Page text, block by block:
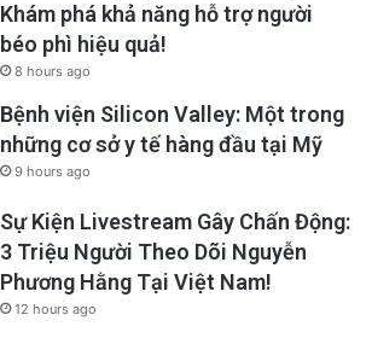
Khám phá khả năng hỗ trợ người
béo phì hiệu quả!
8 hours ago
Bệnh viện Silicon Valley: Một trong
những cơ sở y tế hàng đầu tại Mỹ
9 hours ago
Sự Kiện Livestream Gây Chấn Động:
3 Triệu Người Theo Dõi Nguyễn
Phương Hằng Tại Việt Nam!
12 hours ago